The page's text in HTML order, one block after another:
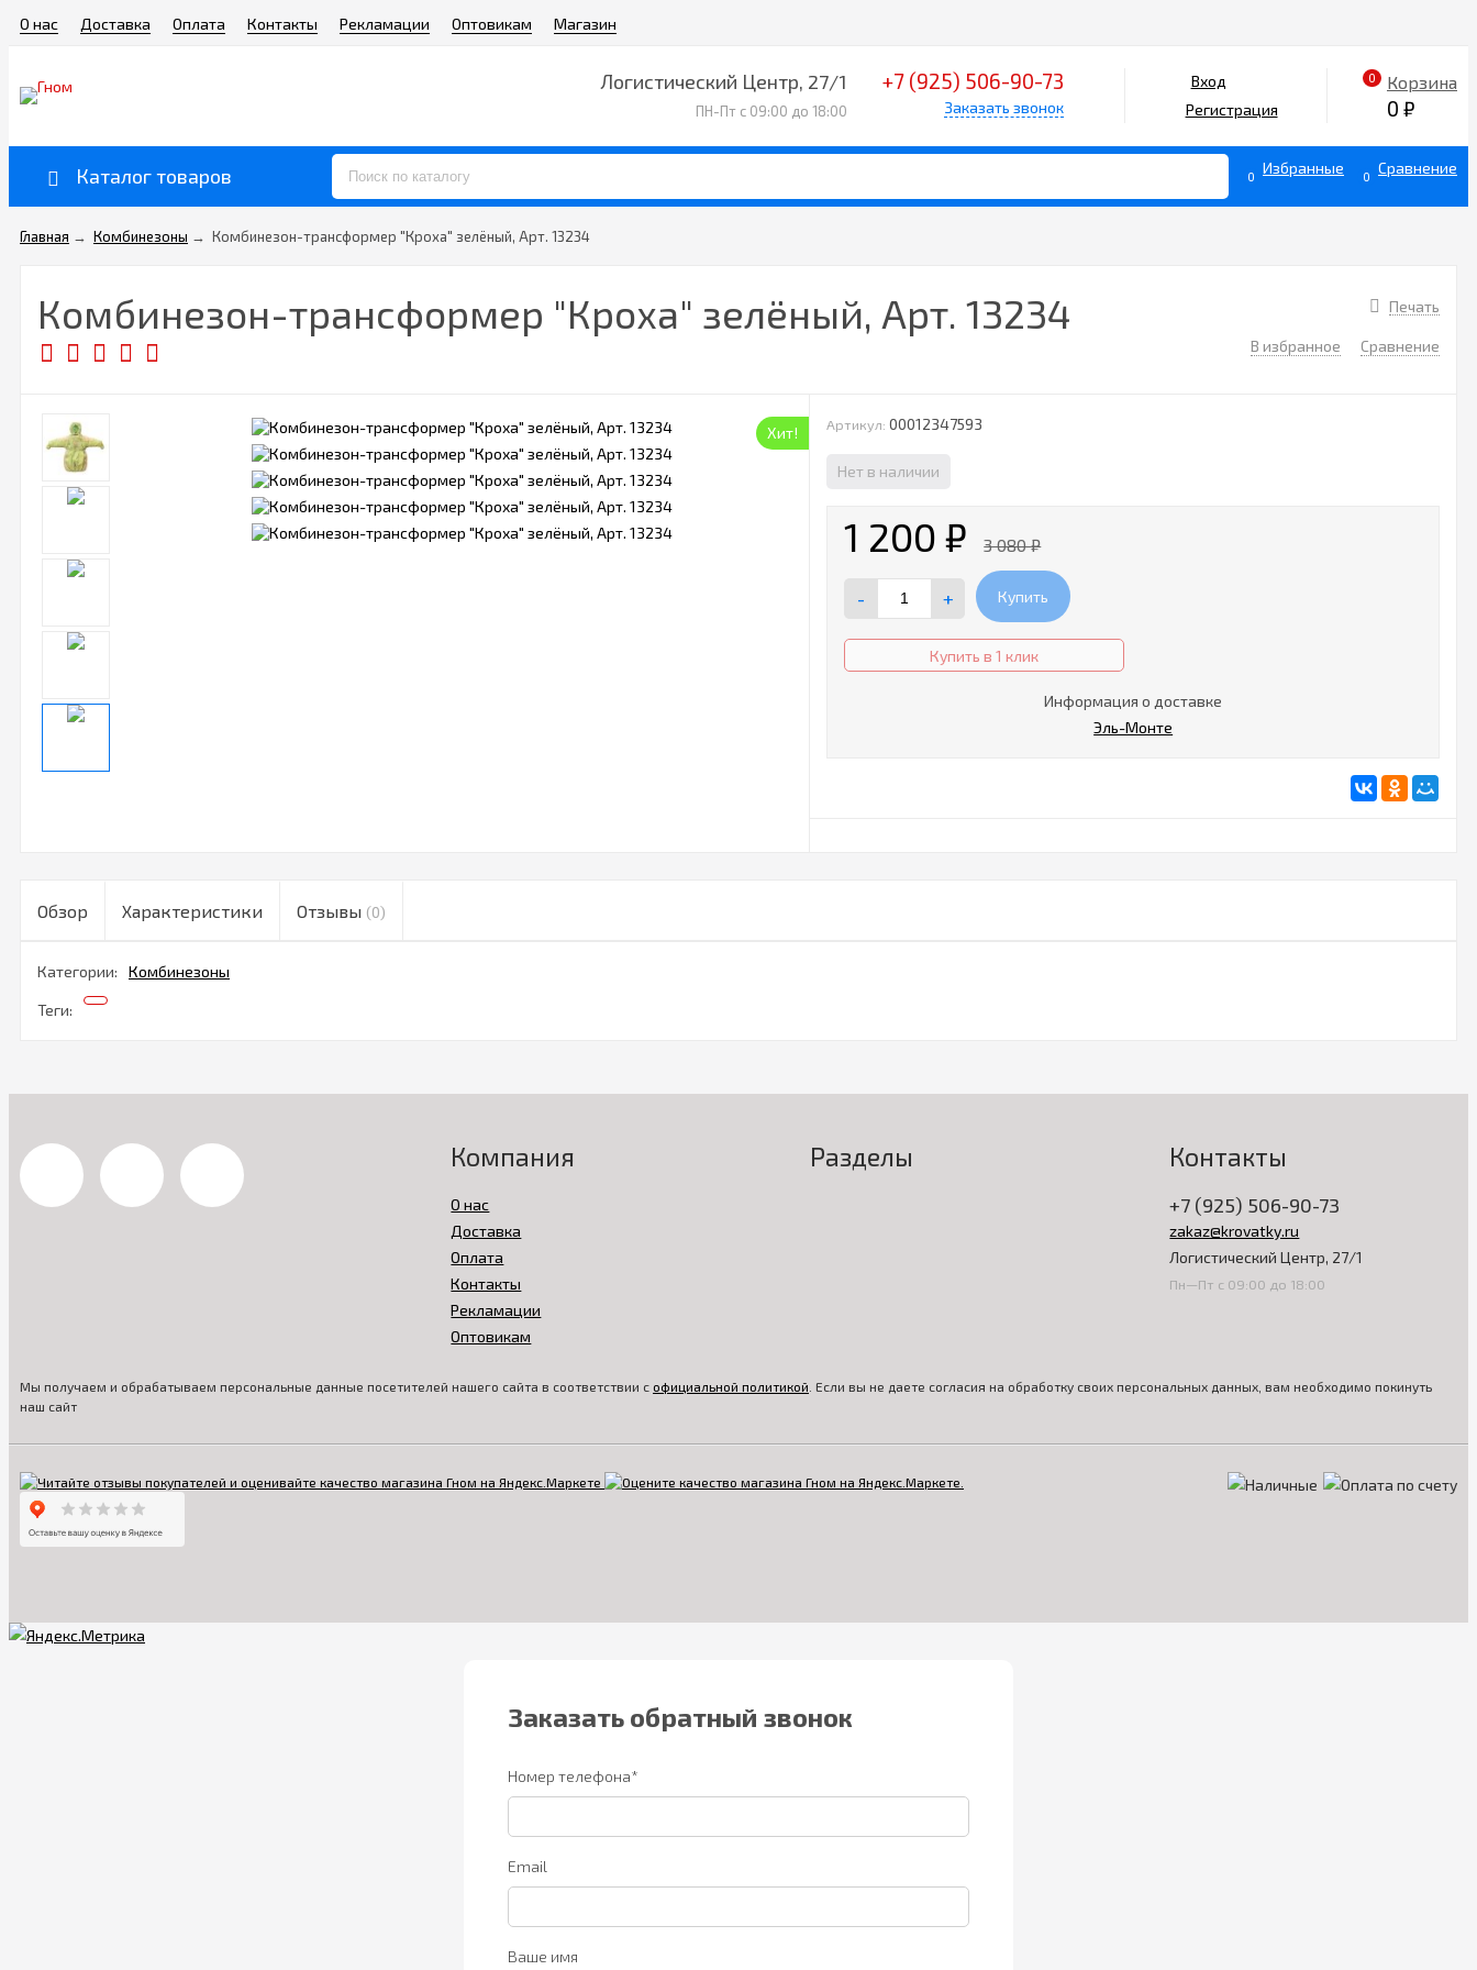
О нас Доставка Оплата Контакты Рекламации Оптовикам Магазин
Логистический Центр, 27/1
ПН-Пт с 09:00 до 18:00
+7 (925) 506-90-73
Заказать звонок
Вход
Регистрация
0 Корзина
0 ₽
Каталог товаров 0 Избранные 0 Сравнение
Главная → Комбинезоны → Комбинезон-трансформер "Кроха" зелёный, Арт. 13234
Печать
Комбинезон-трансформер "Кроха" зелёный, Арт. 13234
В избранное Сравнение
Хит! Артикул: 00012347593
Нет в наличии
1 200₽ 3 080₽
- + Купить
Купить в 1 клик
Информация о доставке
Эль-Монте
Обзор Характеристики Отзывы (0)
Категории: Комбинезоны
Теги:
Компания
О нас
Доставка
Оплата
Контакты
Рекламации
Оптовикам
Разделы Контакты
+7 (925) 506-90-73
zakaz@krovatky.ru
Логистический Центр, 27/1
Пн—Пт с 09:00 до 18:00
Мы получаем и обрабатываем персональные данные посетителей нашего сайта в соответствии с официальной политикой . Если вы не даете согласия на обработку своих персональных данных, вам необходимо покинуть
наш сайт
Заказать обратный звонок
Номер телефона*
Email
Ваше имя